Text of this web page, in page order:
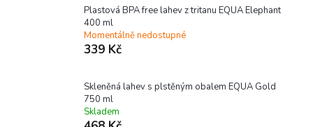
Plastová BPA free lahev z tritanu EQUA Elephant
400 ml
Momentálně nedostupné
339 Kč
Skleněná lahev s plstěným obalem EQUA Gold
750 ml
Skladem